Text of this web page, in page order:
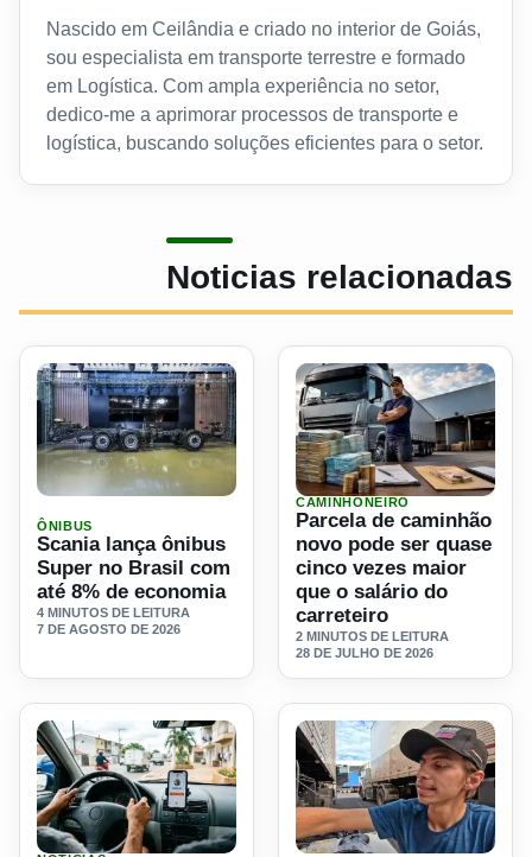
Nascido em Ceilândia e criado no interior de Goiás,
sou especialista em transporte terrestre e formado
em Logística. Com ampla experiência no setor,
dedico-me a aprimorar processos de transporte e
logística, buscando soluções eficientes para o setor.
Noticias relacionadas
Ler materia: Scania lança ônibus Super no Brasil com até
ÔNIBUS
Scania lança ônibus
Super no Brasil com
até 8% de economia
4 MINUTOS DE LEITURA
7 DE AGOSTO DE 2026
Ler materia: Parcela de
CAMINHONEIRO
Parcela de caminhão
novo pode ser quase
cinco vezes maior
que o salário do
carreteiro
2 MINUTOS DE LEITURA
28 DE JULHO DE 2026